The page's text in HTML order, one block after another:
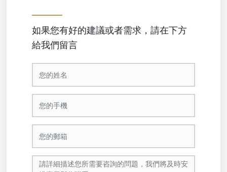
如果您有好的建議或者需求，請在下方
給我們留言